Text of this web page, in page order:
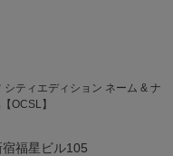
福星ビル105
ティエディション ネーム & ナ
OCSL】